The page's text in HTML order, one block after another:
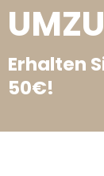
Erhalten
50€!